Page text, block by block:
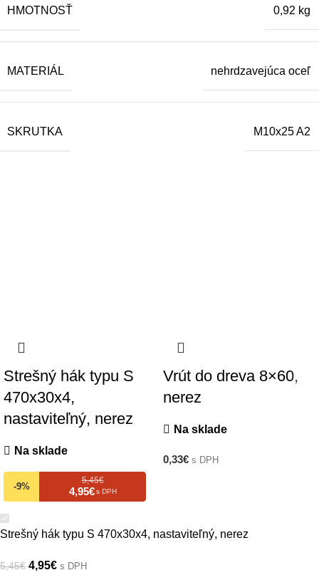
HMOTNOSŤ 0,92 kg
MATERIÁL nehrdzavejúca oceľ
SKRUTKA M10x25 A2
Strešný hák typu S
470x30x4,
nastaviteľný, nerez
Na sklade
-9%
5,45€
4,95€ s DPH
Vrút do dreva 8×60,
nerez
Na sklade
0,33€ s DPH
Strešný hák typu S 470x30x4, nastaviteľný, nerez
5,45€ 4,95€ s DPH